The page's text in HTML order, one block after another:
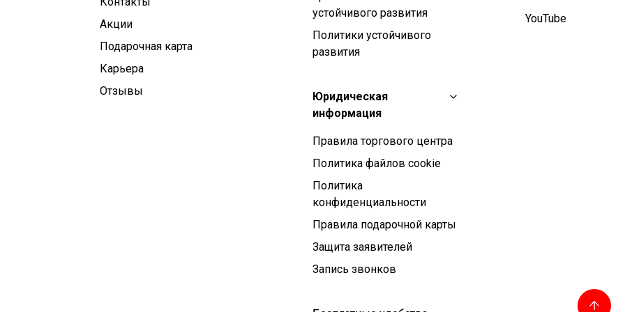
Aкции
Подарочная карта
Карьера
Отзывы
устойчивого развития
Политики устойчивого
развития
Юридическая
информация
Правила торгового центра
Политика файлов cookie
Политика
конфиденциальности
Правила подарочной карты
Защита заявителей
Запись звонков
YouTube